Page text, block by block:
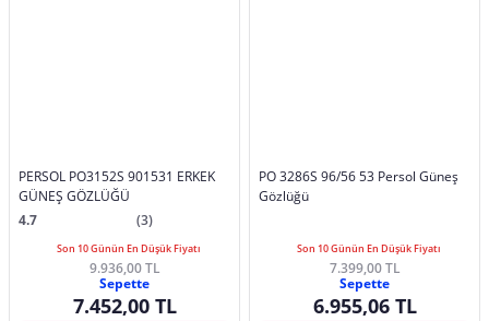
PERSOL PO3152S 901531 ERKEK
GÜNEŞ GÖZLÜĞÜ
4.7
(3)
Son 10 Günün En Düşük Fiyatı
9.936,00 TL
Sepette
7.452,00 TL
PO 3286S 96/56 53 Persol Güneş
Gözlüğü
Son 10 Günün En Düşük Fiyatı
7.399,00 TL
Sepette
6.955,06 TL